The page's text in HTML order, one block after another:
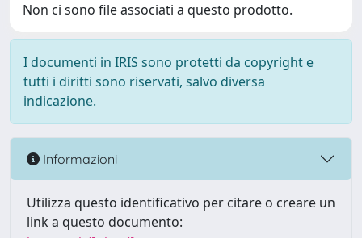
Non ci sono file associati a questo prodotto.
I documenti in IRIS sono protetti da copyright e
tutti i diritti sono riservati, salvo diversa
indicazione.
Informazioni
Utilizza questo identificativo per citare o creare un
link a questo documento: